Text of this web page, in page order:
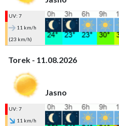
UV: 7
11 km/h
(23 km/h)
Torek - 11.08.2026
Jasno
UV: 7
11 km/h